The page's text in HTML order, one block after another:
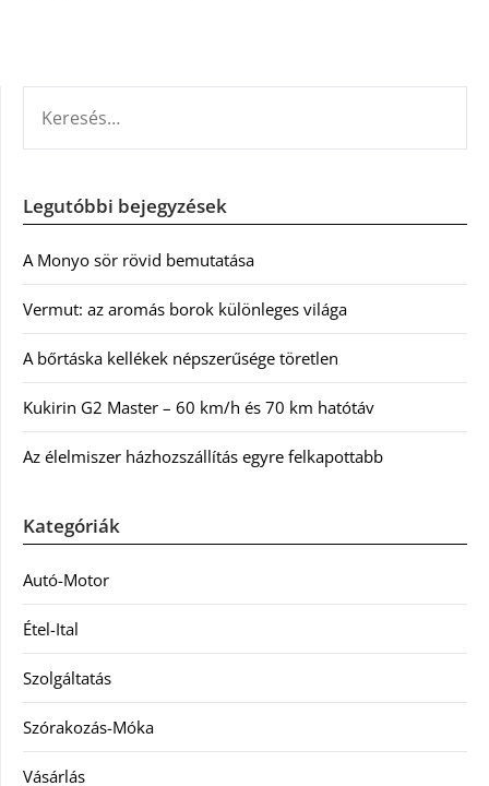
Legutóbbi bejegyzések
A Monyo sör rövid bemutatása
Vermut: az aromás borok különleges világa
A bőrtáska kellékek népszerűsége töretlen
Kukirin G2 Master – 60 km/h és 70 km hatótáv
Az élelmiszer házhozszállítás egyre felkapottabb
Kategóriák
Autó-Motor
Étel-Ital
Szolgáltatás
Szórakozás-Móka
Vásárlás